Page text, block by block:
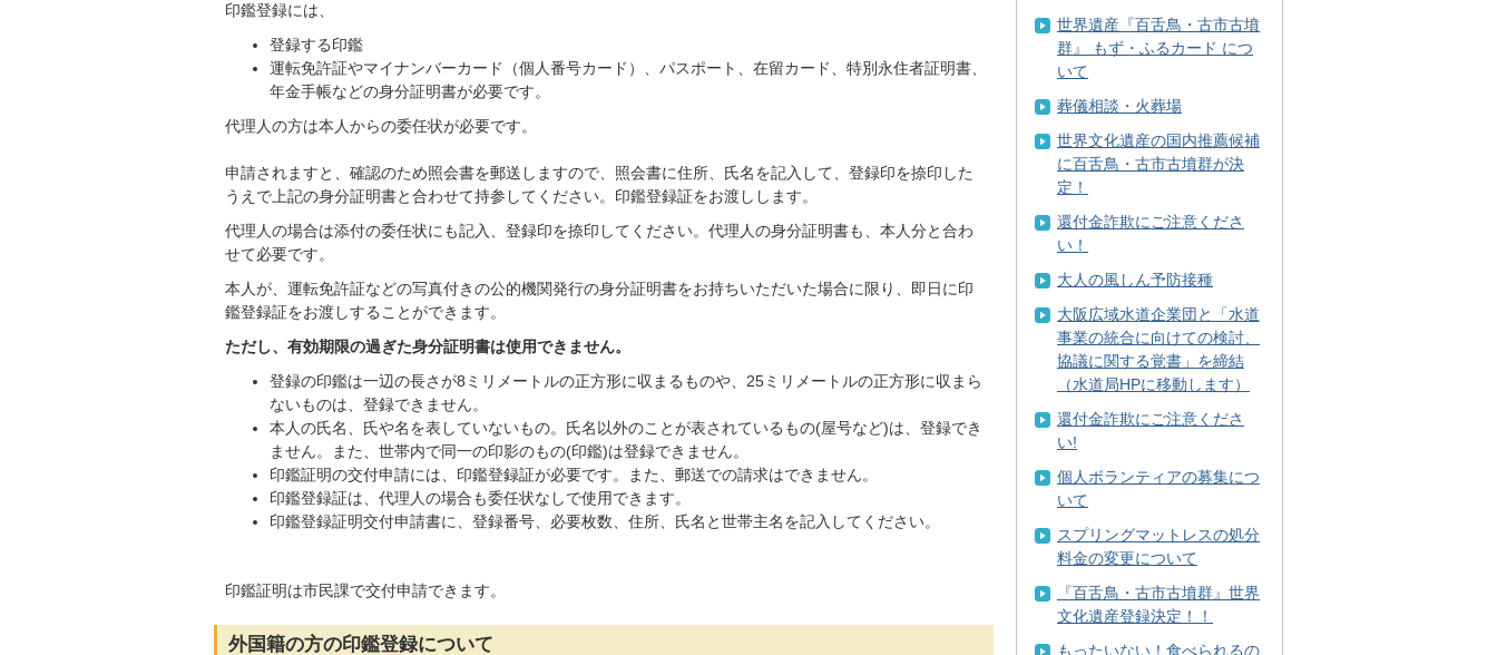
印鑑登録には、
登録する印鑑
運転免許証やマイナンバーカード（個人番号カード）、パスポート、在留カード、特別永住者証明書、
年金手帳などの身分証明書が必要です。
代理人の方は本人からの委任状が必要です。
申請されますと、確認のため照会書を郵送しますので、照会書に住所、氏名を記入して、登録印を捺印した
うえで上記の身分証明書と合わせて持参してください。印鑑登録証をお渡しします。
代理人の場合は添付の委任状にも記入、登録印を捺印してください。代理人の身分証明書も、本人分と合わ
せて必要です。
本人が、運転免許証などの写真付きの公的機関発行の身分証明書をお持ちいただいた場合に限り、即日に印
鑑登録証をお渡しすることができます。
ただし、有効期限の過ぎた身分証明書は使用できません。
登録の印鑑は一辺の長さが8ミリメートルの正方形に収まるものや、25ミリメートルの正方形に収まら
ないものは、登録できません。
本人の氏名、氏や名を表していないもの。氏名以外のことが表されているもの(屋号など)は、登録でき
ません。また、世帯内で同一の印影のもの(印鑑)は登録できません。
印鑑証明の交付申請には、印鑑登録証が必要です。また、郵送での請求はできません。
印鑑登録証は、代理人の場合も委任状なしで使用できます。
印鑑登録証明交付申請書に、登録番号、必要枚数、住所、氏名と世帯主名を記入してください。
印鑑証明は市民課で交付申請できます。
外国籍の方の印鑑登録について
世界遺産『百舌鳥・古市古墳
群』 もず・ふるカード につ
いて
葬儀相談・火葬場
世界文化遺産の国内推薦候補
に百舌鳥・古市古墳群が決
定！
還付金詐欺にご注意くださ
い！
大人の風しん予防接種
大阪広域水道企業団と「水道
事業の統合に向けての検討、
協議に関する覚書」を締結
（水道局HPに移動します）
還付金詐欺にご注意くださ
い!
個人ボランティアの募集につ
いて
スプリングマットレスの処分
料金の変更について
『百舌鳥・古市古墳群』世界
文化遺産登録決定！！
もったいない！食べられるの